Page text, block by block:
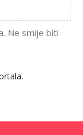
Ne smije biti